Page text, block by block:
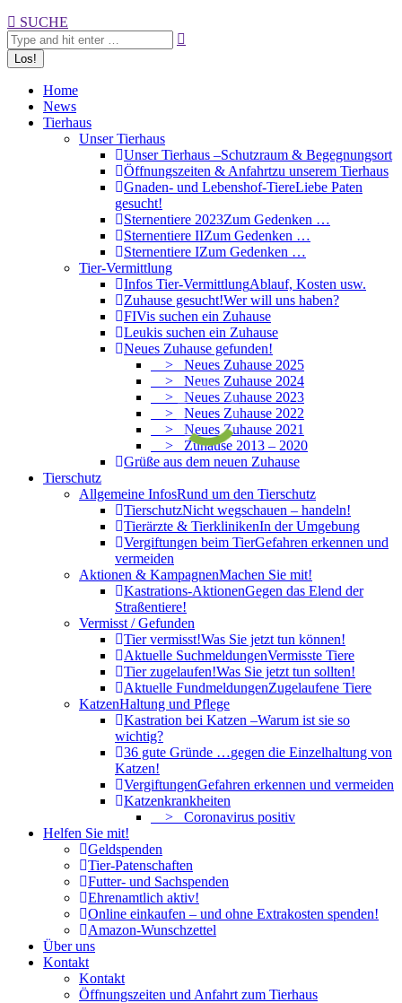
Search:
SUCHE
Home
News
Tierhaus
Unser Tierhaus
Unser Tierhaus –Schutzraum & Begegnungsort
Öffnungszeiten & Anfahrtzu unserem Tierhaus
Gnaden- und Lebenshof-TiereLiebe Paten
gesucht!
Sternentiere 2023Zum Gedenken …
Sternentiere IIZum Gedenken …
Sternentiere IZum Gedenken …
Tier-Vermittlung
Infos Tier-VermittlungAblauf, Kosten usw.
Zuhause gesucht!Wer will uns haben?
FIVis suchen ein Zuhause
Leukis suchen ein Zuhause
Neues Zuhause gefunden!
> Neues Zuhause 2025
> Neues Zuhause 2024
> Neues Zuhause 2023
> Neues Zuhause 2022
> Neues Zuhause 2021
> Zuhause 2013 – 2020
Grüße aus dem neuen Zuhause
Tierschutz
Allgemeine InfosRund um den Tierschutz
TierschutzNicht wegschauen – handeln!
Tierärzte & TierklinikenIn der Umgebung
Vergiftungen beim TierGefahren erkennen und
vermeiden
Aktionen & KampagnenMachen Sie mit!
Kastrations-AktionenGegen das Elend der
Straßentiere!
Vermisst / Gefunden
Tier vermisst!Was Sie jetzt tun können!
Aktuelle SuchmeldungenVermisste Tiere
Tier zugelaufen!Was Sie jetzt tun sollten!
Aktuelle FundmeldungenZugelaufene Tiere
KatzenHaltung und Pflege
Kastration bei Katzen –Warum ist sie so
wichtig?
36 gute Gründe …gegen die Einzelhaltung von
Katzen!
VergiftungenGefahren erkennen und vermeiden
Katzenkrankheiten
> Coronavirus positiv
Helfen Sie mit!
Geldspenden
Tier-Patenschaften
Futter- und Sachspenden
Ehrenamtlich aktiv!
Online einkaufen – und ohne Extrakosten spenden!
Amazon-Wunschzettel
Über uns
Kontakt
Kontakt
Öffnungszeiten und Anfahrt zum Tierhaus